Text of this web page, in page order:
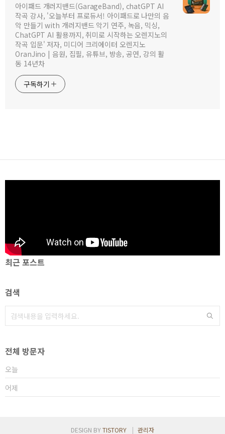
아이패드 개러지밴드(GarageBand), chatGPT AI
작곡 강사, '오늘부터 프로듀서! 아이패드로 나만의 음
악 만들기 with 개러지밴드 악기 연주, 녹음, 믹싱,
ChatGPT AI 활용까지, 취미로 시작하는 오렌지노의
작곡 입문' 저자, 미디어 크리에이터 오렌지노
OranJino | 음원, 집필, 유튜브, 방송, 공연, 강의 활
동 14년차
구독하기
최근 포스트
검색
전체 방문자
오늘
어제
DESIGN BYTISTORY 관리자